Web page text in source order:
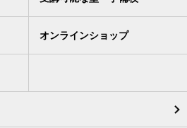
オンラインショップ